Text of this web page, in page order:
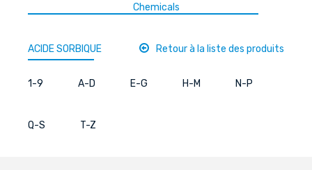
Chemicals
ACIDE SORBIQUE Retour à la liste des produits
1-9 A-D E-G H-M N-P
Q-S T-Z